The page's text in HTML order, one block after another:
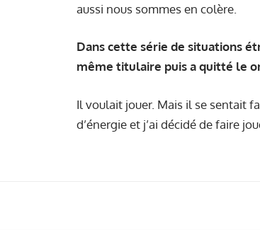
aussi nous sommes en colère.
Dans cette série de situations
même titulaire puis a quitté le
Il voulait jouer. Mais il se sentait
d’énergie et j’ai décidé de faire